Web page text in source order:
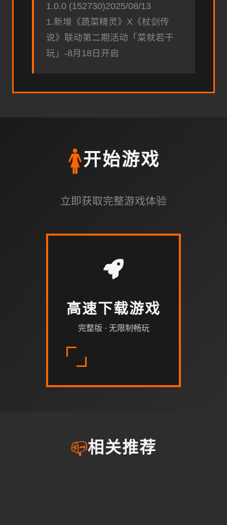
1.0.0 (152730)2025/08/13
1.新增《蔬菜精灵》X《杖剑传
说》联动第二期活动「菜就若干
玩」-8月18日开启
🚺开始游戏
立即获取完整游戏体验
高速下载游戏
完整版 · 无限制畅玩
📪相关推荐